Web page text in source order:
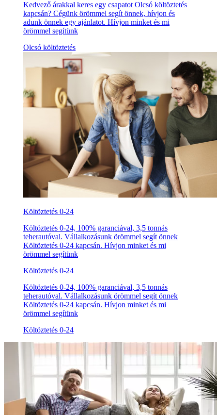
Kedvező árakkal keres egy csapatot Olcsó költöztetés
kapcsán? Cégünk örömmel segít önnek, hívjon és
adunk önnek egy ajánlatot. Hívjon minket és mi
örömmel segítünk
Olcsó költöztetés
Költöztetés 0-24
Költöztetés 0-24, 100% garanciával, 3,5 tonnás
teherautóval. Vállalkozásunk örömmel segít önnek
Költöztetés 0-24 kapcsán. Hívjon minket és mi
örömmel segítünk
Költöztetés 0-24
Költöztetés 0-24, 100% garanciával, 3,5 tonnás
teherautóval. Vállalkozásunk örömmel segít önnek
Költöztetés 0-24 kapcsán. Hívjon minket és mi
örömmel segítünk
Költöztetés 0-24